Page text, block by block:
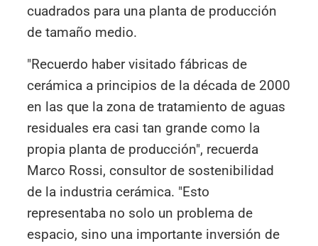
cuadrados para una planta de producción
de tamaño medio.
"Recuerdo haber visitado fábricas de
cerámica a principios de la década de 2000
en las que la zona de tratamiento de aguas
residuales era casi tan grande como la
propia planta de producción", recuerda
Marco Rossi, consultor de sostenibilidad
de la industria cerámica. "Esto
representaba no solo un problema de
espacio, sino una importante inversión de